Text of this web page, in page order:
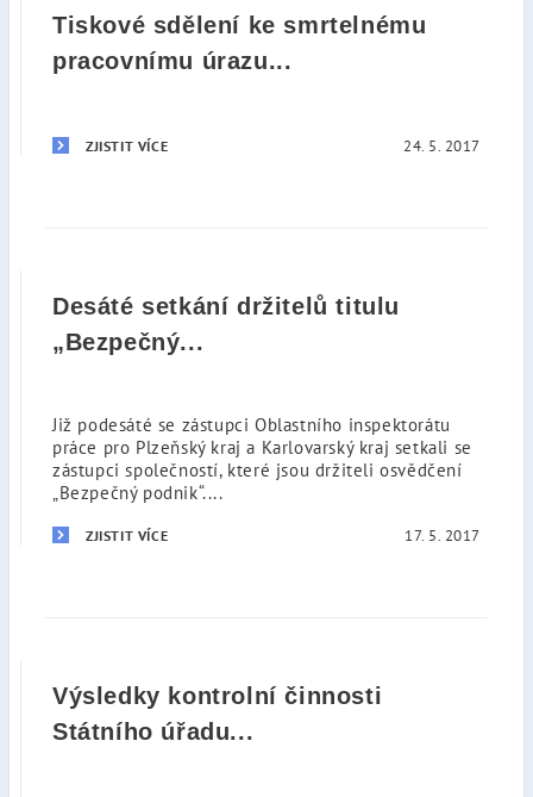
Tiskové sdělení ke smrtelnému
pracovnímu úrazu...
ZJISTIT VÍCE 24. 5. 2017
Desáté setkání držitelů titulu
„Bezpečný...
Již podesáté se zástupci Oblastního inspektorátu
práce pro Plzeňský kraj a Karlovarský kraj setkali se
zástupci společností, které jsou držiteli osvědčení
„Bezpečný podnik“....
ZJISTIT VÍCE 17. 5. 2017
Výsledky kontrolní činnosti
Státního úřadu...